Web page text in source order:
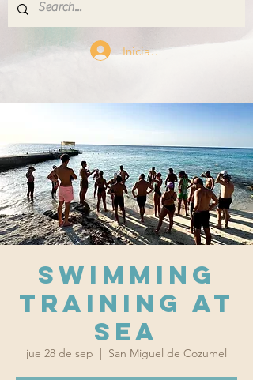
Iniciar sesión
Swimming
training at
sea
jue 28 de sep
  |
San Miguel de Cozumel